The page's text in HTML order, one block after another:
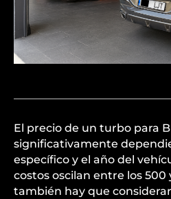
El precio de un turbo para
significativamente
específico y el año del
costos oscilan entre los 500
también hay que